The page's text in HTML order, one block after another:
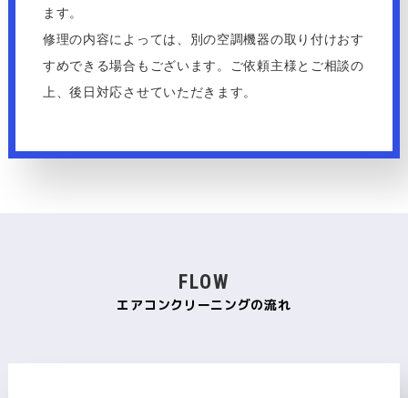
ます。
修理の内容によっては、別の空調機器の取り付けおす
すめできる場合もございます。ご依頼主様とご相談の
上、後日対応させていただきます。
FLOW
エアコンクリーニングの流れ